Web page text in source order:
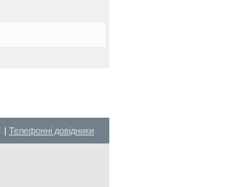
| Телефонні довідники